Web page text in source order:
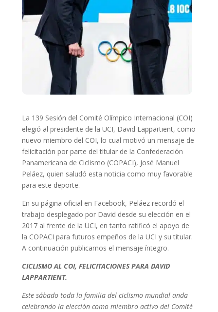
La 139 Sesión del Comité Olímpico Internacional (COI)
elegió al presidente de la UCI, David Lappartient, como
nuevo miembro del COI, lo cual motivó un mensaje de
felicitación por parte del titular de la Confederación
Panamericana de Ciclismo (COPACI), José Manuel
Peláez, quien saludó esta noticia como muy favorable
para este deporte.
En su página oficial en Facebook, Peláez recordó el
trabajo desplegado por David desde su elección en el
2017 al frente de la UCI, en tanto ratificó el apoyo de
la COPACI para futuros empeños de la UCI y su titular.
A continuación publicamos el mensaje íntegro.
CICLISMO AL COI, FELICITACIONES PARA DAVID
LAPPARTIENT.
Este sábado toda la familia del ciclismo mundial anda
celebrando la elección como miembro activo del Comité